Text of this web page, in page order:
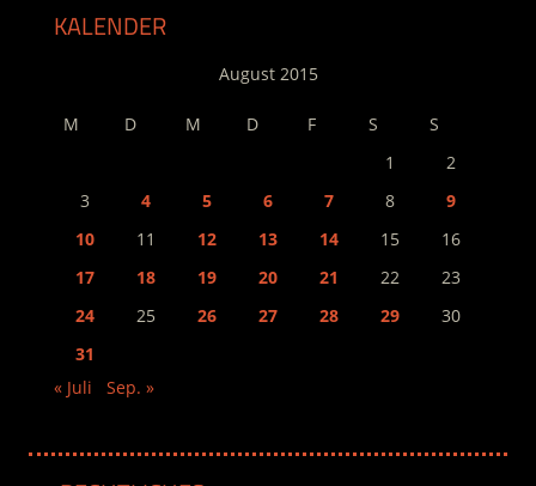
KALENDER
August 2015
M D M D F S
S
1
2
3
4 5 6 7 8
9
10
11 12 13 14 15
16
17
18 19 20 21 22
23
24
25 26 27 28 29
30
31
« Juli
Sep. »